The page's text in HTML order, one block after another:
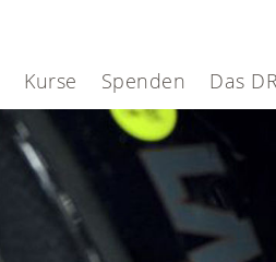
Kurse Spenden Das